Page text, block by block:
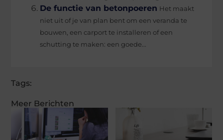
Meer Berichten
De functie van betonpoeren Het maakt
niet uit of je van plan bent om een veranda te
bouwen, een carport te installeren of een
schutting te maken: een goede...
Tags: